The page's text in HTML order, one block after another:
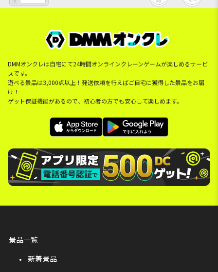
DMMオンクレは自宅にて24時間オンラインクレーンゲームが楽しめるサービ
スです。
遊べる景品は3,000点以上！発送依頼を行えばご自宅に獲得した景品をお届
け！
ゲット保証機能があるので、初心者の方でも安心して楽しめます。
景品一覧
新着景品